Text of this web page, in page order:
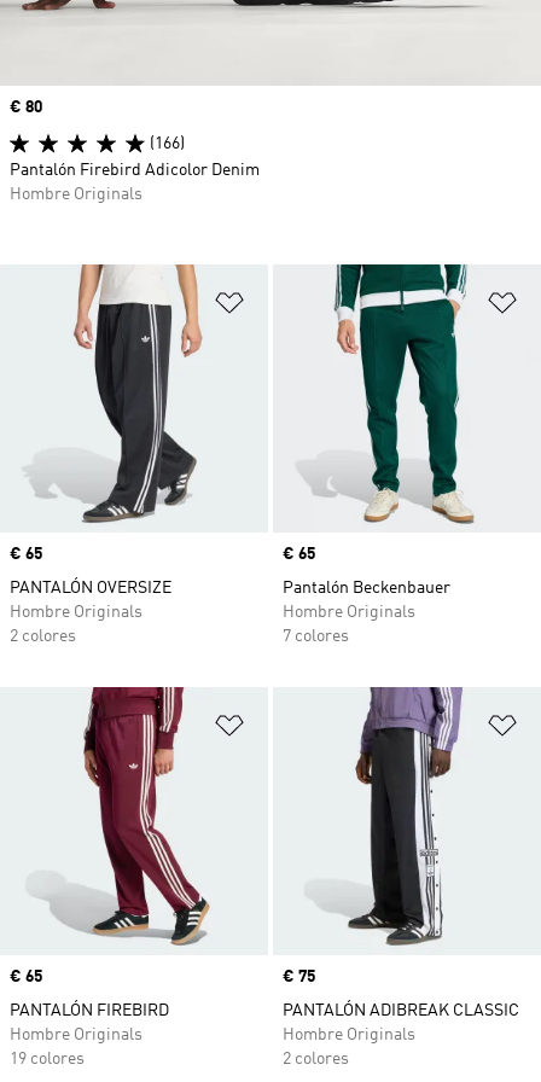
Añadir a la lista de deseos
Precio
€ 65
PANTALÓN OVERSIZE
Hombre Originals
2 colores
Precio
€ 65
Pantalón Beckenbauer
Hombre Originals
7 colores
Añadir a la lista de deseos
Precio
€ 65
PANTALÓN FIREBIRD
Hombre Originals
19 colores
Precio
€ 75
PANTALÓN ADIBREAK CLASSIC
Hombre Originals
2 colores
Precio
€ 80
(166)
Pantalón Firebird Adicolor Denim
Hombre Originals